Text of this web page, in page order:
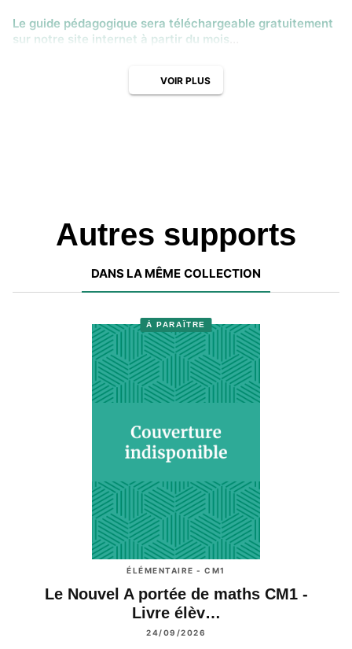
Le guide pédagogique sera téléchargeable gratuitement
sur notre site internet à partir du mois
VOIR PLUS
Autres supports
DANS LA MÊME COLLECTION
À PARAÎTRE
ÉLÉMENTAIRE - CM1
Le Nouvel A portée de maths CM1 -
Livre élèv…
24/09/2026